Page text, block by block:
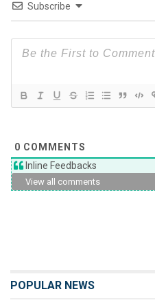
Subscribe
0 COMMENTS
Inline Feedbacks
View all comments
POPULAR NEWS